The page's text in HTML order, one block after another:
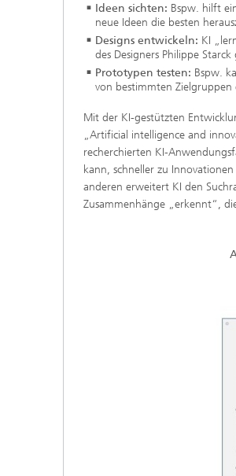
Ideen sichten: Bspw. hilft
neue Ideen die besten
Designs entwickeln: KI
des Designers Philippe
Prototypen testen: Bspw.
von bestimmten
Mit der KI-gestützten
„Artificial intelligence and
recherchierten KI-
kann, schneller zu
anderen erweitert KI den
Zusammenhänge „erkennt“,